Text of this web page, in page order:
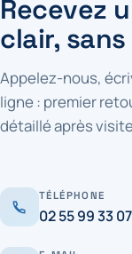
Recevez
clair,
Appelez-nous,
ligne : premier
détaillé après
TÉLÉPHONE
02 55 99 33 07